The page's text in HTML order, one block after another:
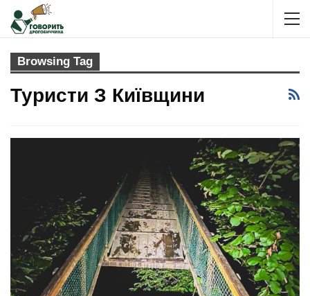
Browsing Tag
Туристи З Київщини